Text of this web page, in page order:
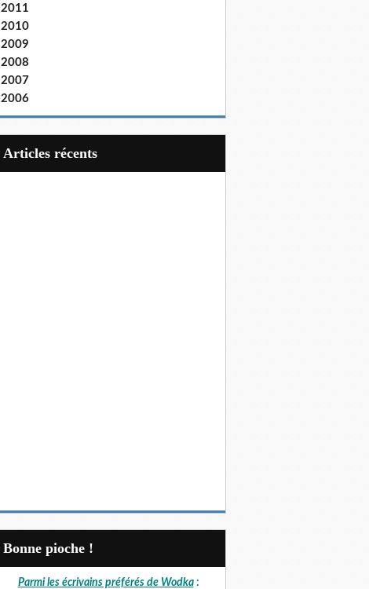
2011
2010
2009
2008
2007
2006
articles récents
Bonne pioche !
Parmi les écrivains préférés de Wodka: